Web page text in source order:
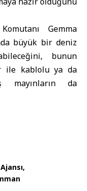
Gemma
büyük bir deniz
bunun
ile kablolu ya da
mayınların da